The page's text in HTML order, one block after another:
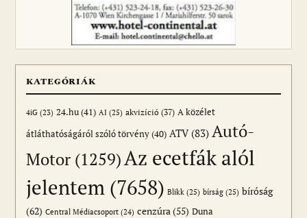
KATEGÓRIÁK
4iG (23) 24.hu(41) AI (25) akvizíció (37) A közélet
átláthatóságáról szóló törvény(40) ATV(83) Autó-
Motor (1259)Az ecetfák alól
jelentem (7658) Blikk (25) bírság (25) bíróság
(62) Central Médiacsoport (24) cenzúra (55) Duna